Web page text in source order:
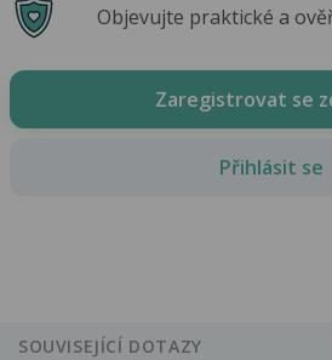
Objevujte praktické a
Zaregistrovat se
Přihlásit se
SOUVISEJÍCÍ DOTAZY